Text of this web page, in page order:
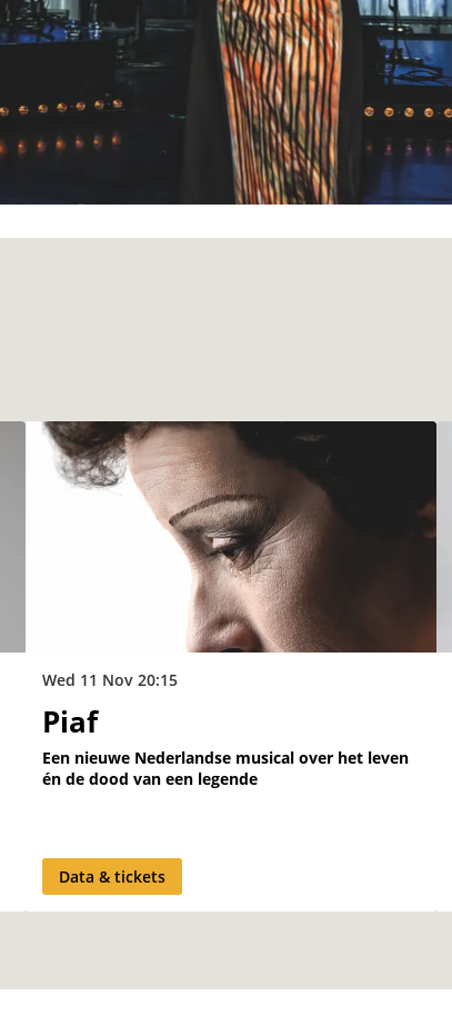
Piaf
Een nieuwe Nederlandse musical over het leven
én de dood van een legende
Wed 11 Nov20:15
Data & tickets